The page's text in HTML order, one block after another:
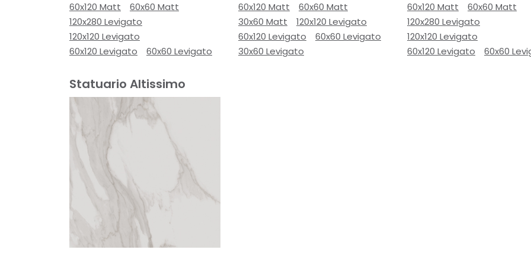
60x120 Matt
60x60 Matt
120x280 Levigato
120x120 Levigato
60x120 Levigato
60x60 Levigato
60x120 Matt
60x60 Matt
30x60 Matt
120x120 Levigato
60x120 Levigato
60x60 Levigato
30x60 Levigato
60x120 Matt
60x60 Matt
120x280 Levigato
120x120 Levigato
60x120 Levigato
60x60
Statuario Altissimo